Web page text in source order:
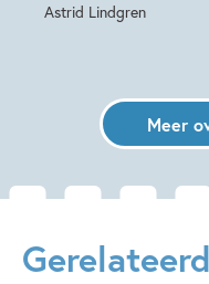
Astrid Lindgren
Meer